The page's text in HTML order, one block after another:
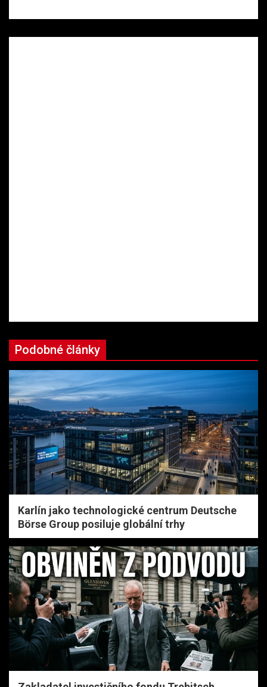
Podobné články
Karlín jako technologické centrum Deutsche
Börse Group posiluje globální trhy